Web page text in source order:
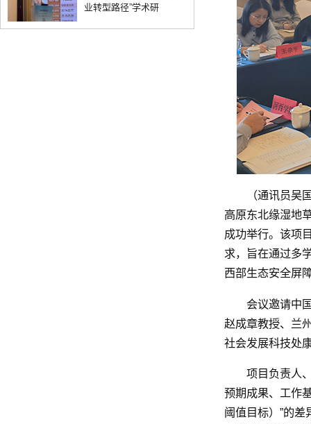
（通讯员吴
高原东北缘湿地
成功举行。该项
求，旨在通过多
西部生态安全屏
会议邀请中
赵成章教授、兰
社会发展科技处
项目负责人
预期成果、工作
阈值目标）”的
业转型路径”学术研